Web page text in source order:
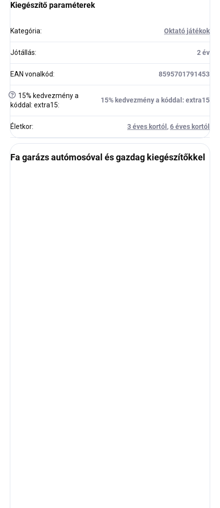
Kiegészítő paraméterek
Kategória: Oktató játékok
Jótállás: 2 év
EAN vonalkód: 8595701791453
?
15% kedvezmény a
kóddal: extra15:
15% kedvezmény a kóddal: extra15
Életkor: 3 éves kortól ,6 éves kortól
Fa garázs autómosóval és gazdag kiegészítőkkel